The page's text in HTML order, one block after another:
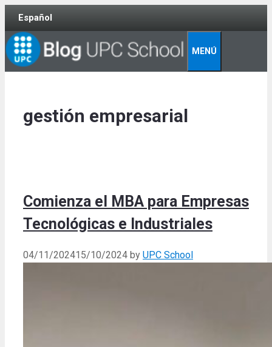
Skip
content
Español
MENÚ
gestión empresarial
Comienza el MBA para Empresas
Tecnológicas e Industriales
04/11/202415/10/2024 by UPC School